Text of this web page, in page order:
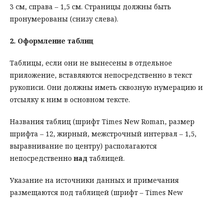
3 см, справа – 1,5 см. Страницы должны быть
пронумерованы (снизу слева).
2. Оформление таблиц
Таблицы, если они не вынесены в отдельное
приложение, вставляются непосредственно в текст
рукописи. Они должны иметь сквозную нумерацию и
отсылку к ним в основном тексте.
Названия таблиц (шрифт Times New Roman, размер
шрифта – 12, жирный, межстрочный интервал – 1,5,
выравнивание по центру) располагаются
непосредственнонад таблицей.
Указание на источники данных и примечания
размещаются под таблицей (шрифт – Times New